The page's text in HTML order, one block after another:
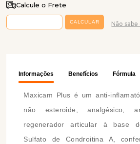
Calcule o Frete
Não sabe
Informações Benefícios Fórmula
Maxicam Plus é um anti-
não esteroide, analgésico,
regenerador articular à base
Sulfato de Condroitina A,